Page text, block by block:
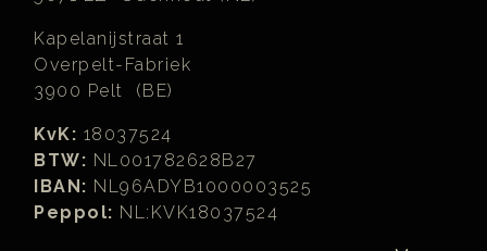
Kapelanijstraat 1
Overpelt-Fabriek
3900 Pelt (BE)
KvK: 18037524
BTW: NL001782628B27
IBAN: NL96ADYB1000003525
Peppol: NL:KVK18037524